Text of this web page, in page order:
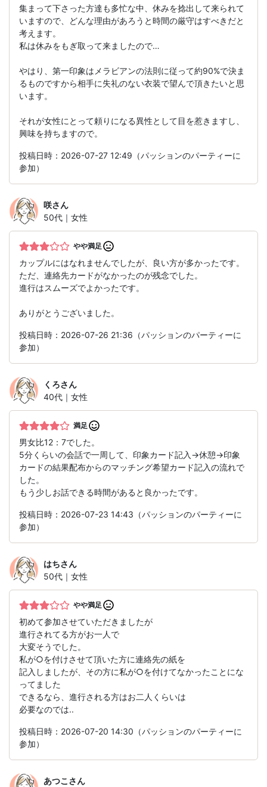
集まって下さった方達も多忙な中、休みを捻出して来られて
いますので、どんな理由があろうと時間の厳守はすべきだと
考えます。
私は休みをもぎ取って来ましたので…
やはり、第一印象はメラビアンの法則に従って約90%で決ま
るものですから相手に失礼のない衣装で望んで頂きたいと思
います。
それが女性にとって頼りになる異性として目を惹きますし、
興味を持ちますので。
投稿日時：2026-07-27 12:49（パッションのパーティーに
参加）
咲さん
50代｜女性
やや満足
カップルにはなれませんでしたが、良い方が多かったです。
ただ、連絡先カードがなかったのが残念でした。
進行はスムーズでよかったです。
ありがとうございました。
投稿日時：2026-07-26 21:36（パッションのパーティーに
参加）
くろさん
40代｜女性
満足
男女比12：7でした。
5分くらいの会話で一周して、印象カード記入→休憩→印象
カードの結果配布からのマッチング希望カード記入の流れで
した。
もう少しお話できる時間があると良かったです。
投稿日時：2026-07-23 14:43（パッションのパーティーに
参加）
はちさん
50代｜女性
やや満足
初めて参加させていただきましたが
進行されてる方がお一人で
大変そうでした。
私が○を付けさせて頂いた方に連絡先の紙を
記入しましたが、その方に私が○を付けてなかったことにな
ってました
できるなら、進行される方はお二人くらいは
必要なのでは..
投稿日時：2026-07-20 14:30（パッションのパーティーに
参加）
あつこ さん